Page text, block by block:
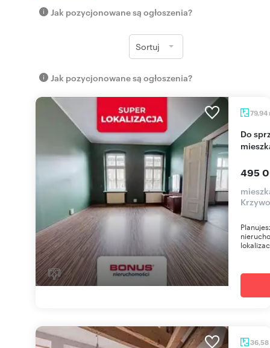
Jak pozycjonowane są ogłoszenia?
Sortuj
Jak pozycjonowane są ogłoszenia?
79,94
Do sprzedania przestronne 3-pokojowe
495
36,58